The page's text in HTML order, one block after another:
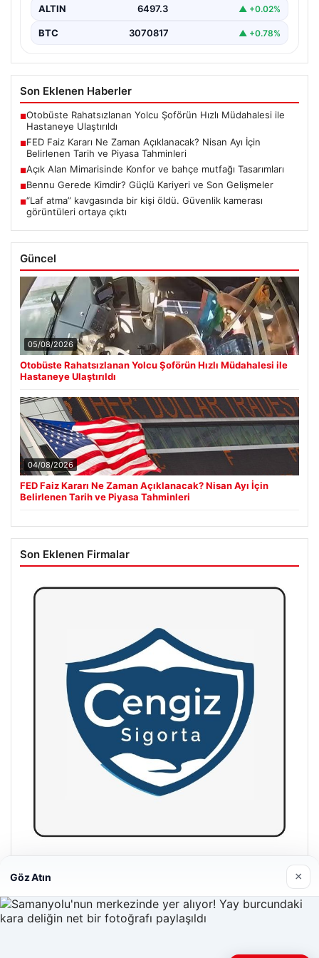
ALTIN 6497.3 ▲ +0.02%
BTC 3070817 ▲ +0.78%
Son Eklenen Haberler
■Otobüste Rahatsızlanan Yolcu Şoförün Hızlı Müdahalesi ile
Hastaneye Ulaştırıldı
■FED Faiz Kararı Ne Zaman Açıklanacak? Nisan Ayı İçin
Belirlenen Tarih ve Piyasa Tahminleri
■Açık Alan Mimarisinde Konfor ve bahçe mutfağı Tasarımları
■Bennu Gerede Kimdir? Güçlü Kariyeri ve Son Gelişmeler
■“Laf atma” kavgasında bir kişi öldü. Güvenlik kamerası
görüntüleri ortaya çıktı
Güncel
05/08/2026
Otobüste Rahatsızlanan Yolcu Şoförün Hızlı Müdahalesi ile
Hastaneye Ulaştırıldı
04/08/2026
FED Faiz Kararı Ne Zaman Açıklanacak? Nisan Ayı İçin
Belirlenen Tarih ve Piyasa Tahminleri
Son Eklenen Firmalar
26/05/2026
Göz Atın ×